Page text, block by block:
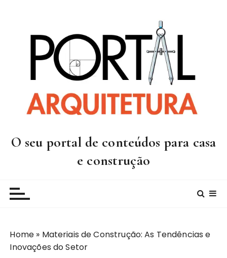
O seu portal de conteúdos para casa
e construção
Home » Materiais de Construção: As Tendências e
Inovações do Setor